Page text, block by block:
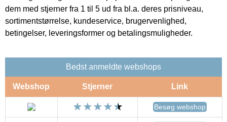
dem med stjerner fra 1 til 5 ud fra bl.a. deres prisniveau,
sortimentstørrelse, kundeservice, brugervenlighed,
betingelser, leveringsformer og betalingsmuligheder.
Bedst anmeldte webshops
Webshop Stjerner Link
Besøg webshop